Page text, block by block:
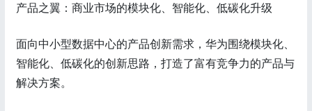
产品之翼：商业市场的模块化、智能化、低碳化升级
面向中小型数据中心的产品创新需求，华为围绕模块化、
智能化、低碳化的创新思路，打造了富有竞争力的产品与
解决方案。